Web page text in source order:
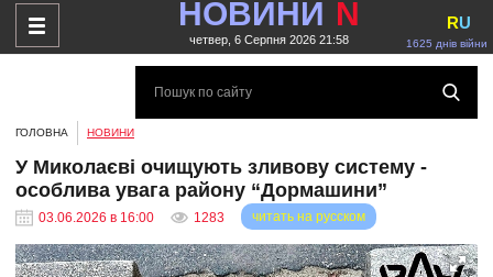
НОВИНИ N
четвер, 6 Серпня 2026 21:58 1625 днів війни
RU
ГОЛОВНА НОВИНИ
У Миколаєві очищують зливову систему -
особлива увага району “Дормашини”
03.06.2026 в 16:00 1283 читать на русском